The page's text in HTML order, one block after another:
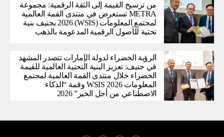
من ترسيخ القيمة إلى الثقة الرقمية: مجموعة
METRA تستعرض في منتدى القمة العالمية
لمجتمع المعلومات (WSIS) 2026 بجنيف بنية
تحتية للأصول الرقمية المدعومة بالذهب
الرؤية الخضراء لدولة الإمارات تتصدر المشهد
في جنيف: تعزيز البنية التحتية العالمية للقيمة
الخضراء خلال منتدى القمة العالمية لمجتمع
المعلومات WSIS 2026 وقمة “الذكاء
الاصطناعي من أجل الخير” 2026